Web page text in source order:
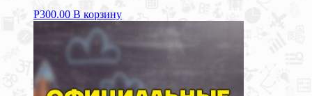
Р300.00 В корзину